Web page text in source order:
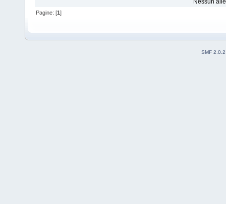
Nessun
Pagine: [1]
SMF 2.0.2